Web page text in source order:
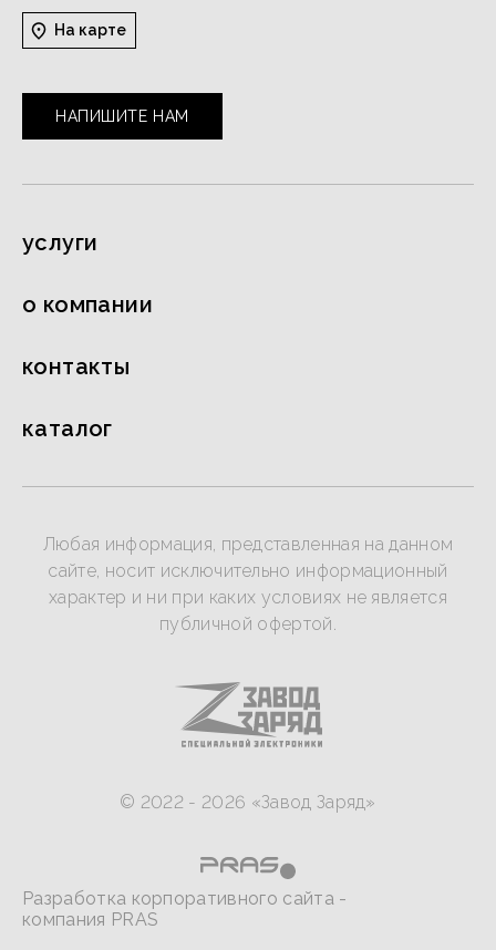
На карте
НАПИШИТЕ НАМ
услуги
о компании
контакты
каталог
Любая информация, представленная на данном
сайте, носит исключительно информационный
характер и ни при каких условиях не является
публичной офертой.
© 2022 - 2026 «Завод Заряд»
Разработка корпоративного сайта -
компания PRAS